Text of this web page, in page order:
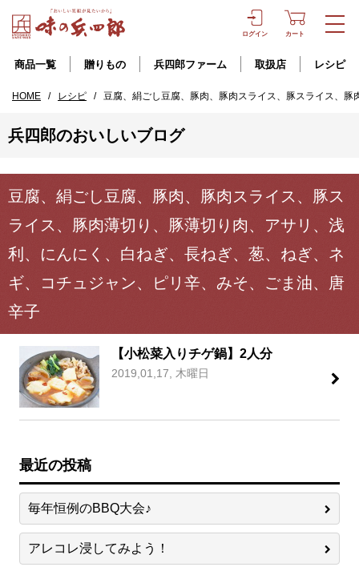
ログイン カート
商品一覧 贈りもの 兵四郎ファーム 取扱店 レシピ
HOME / レシピ / 豆腐、絹ごし豆腐、豚肉、豚肉スライス、豚スライス、
兵四郎のおいしいブログ
豆腐、絹ごし豆腐、豚肉、豚肉スライス、豚ス
ライス、豚肉薄切り、豚薄切り肉、アサリ、浅
利、にんにく、白ねぎ、長ねぎ、葱、ねぎ、ネ
ギ、コチュジャン、ピリ辛、みそ、ごま油、唐
辛子
【小松菜入りチゲ鍋】2人分
2019,01,17, 木曜日
最近の投稿
毎年恒例のBBQ大会♪
アレコレ浸してみよう！